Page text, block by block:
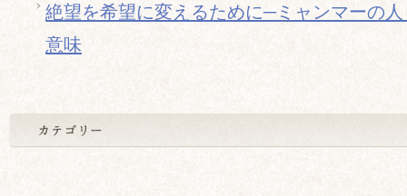
絶望を希望に変えるために─ミャンマーの
意味